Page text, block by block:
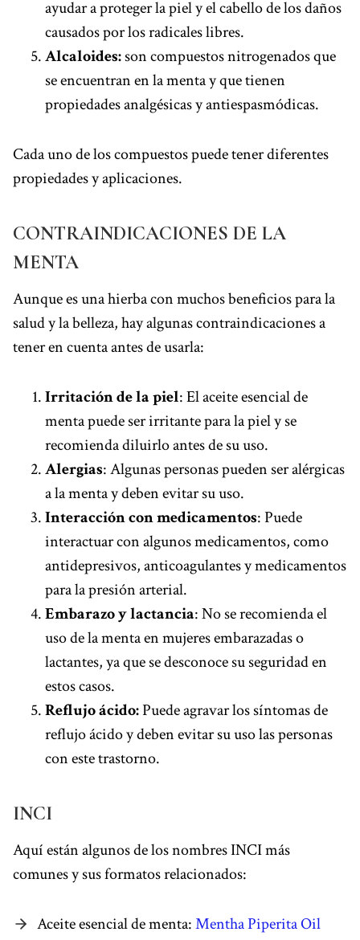
ayudar a proteger la piel y el cabello de los daños
causados por los radicales libres.
Alcaloides:son compuestos nitrogenados que
se encuentran en la menta y que tienen
propiedades analgésicas y antiespasmódicas.
Cada uno de los compuestos puede tener diferentes
propiedades y aplicaciones.
CONTRAINDICACIONES DE LA
MENTA
Aunque es una hierba con muchos beneficios para la
salud y la belleza, hay algunas contraindicaciones a
tener en cuenta antes de usarla:
Irritación de la piel: El aceite esencial de
menta puede ser irritante para la piel y se
recomienda diluirlo antes de su uso.
Alergias: Algunas personas pueden ser alérgicas
a la menta y deben evitar su uso.
Interacción con medicamentos: Puede
interactuar con algunos medicamentos, como
antidepresivos, anticoagulantes y medicamentos
para la presión arterial.
Embarazo y lactancia: No se recomienda el
uso de la menta en mujeres embarazadas o
lactantes, ya que se desconoce su seguridad en
estos casos.
Reflujo ácido:Puede agravar los síntomas de
reflujo ácido y deben evitar su uso las personas
con este trastorno.
INCI
Aquí están algunos de los nombres INCI más
comunes y sus formatos relacionados:
Aceite esencial de menta:Mentha Piperita Oil